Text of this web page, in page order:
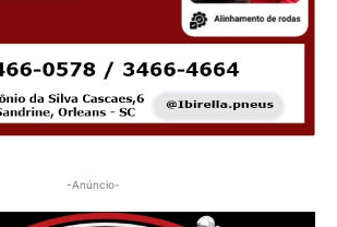
-Anúncio-